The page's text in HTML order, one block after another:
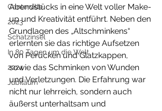
Canterville
2023
Schatzinsel
In 80 Tagen um die Welt
2024
Jubiläum
Abendstücks in eine Welt voller Make-
up und Kreativität entführt. Neben den
Grundlagen des „Altschminkens“
erlernten sie das richtige Aufsetzen
von Perücken und Glatzkappen,
sowie das Schminken von Wunden
und Verletzungen. Die Erfahrung war
nicht nur lehrreich, sondern auch
äußerst unterhaltsam und